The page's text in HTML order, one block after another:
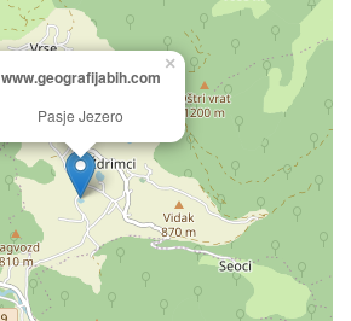
www.geografijabih.com
Pasje Jezero
×